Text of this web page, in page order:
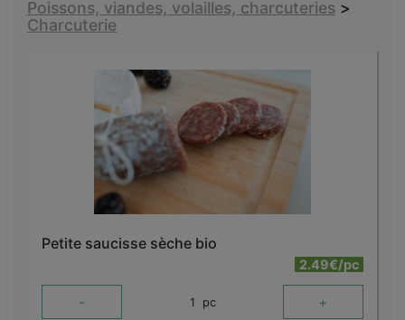
Poissons, viandes, volailles, charcuteries >
Charcuterie
Petite saucisse sèche bio
2.49€/pc
- 1 pc +